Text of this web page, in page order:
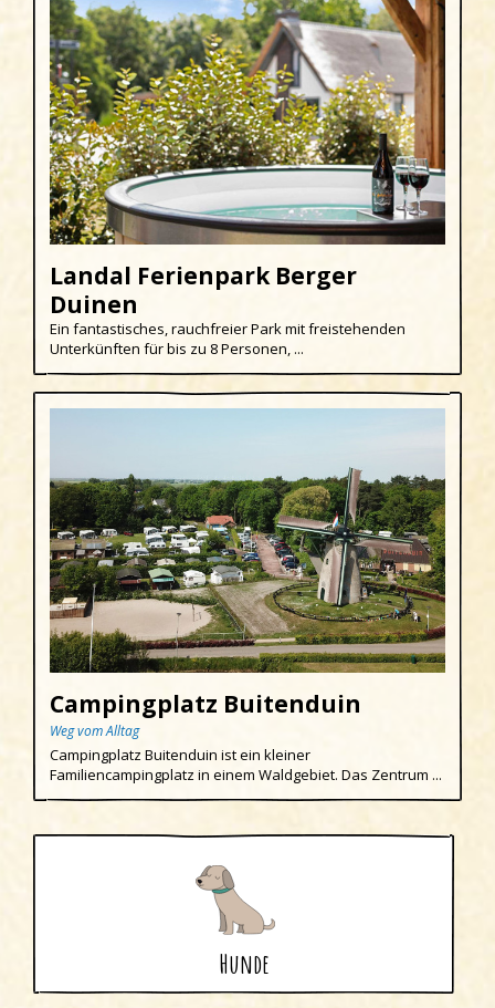
Landal Ferienpark Berger
Duinen
Ein fantastisches, rauchfreier Park mit freistehenden
Unterkünften für bis zu 8 Personen, ...
Campingplatz Buitenduin
Weg vom Alltag
Campingplatz Buitenduin ist ein kleiner
Familiencampingplatz in einem Waldgebiet. Das Zentrum ...
Hunde